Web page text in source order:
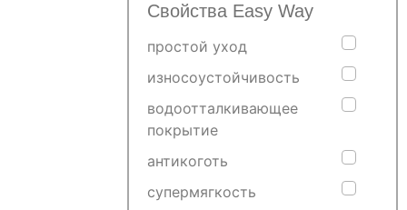
Свойства Easy Way
простой уход
износоустойчивость
водоотталкивающее
покрытие
антикоготь
супермягкость